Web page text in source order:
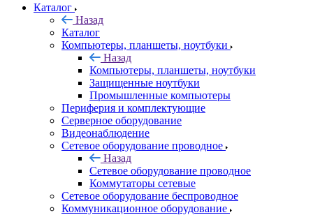
Каталог
Назад
Каталог
Компьютеры, планшеты, ноутбуки
Назад
Компьютеры, планшеты, ноутбуки
Защищенные ноутбуки
Промышленные компьютеры
Периферия и комплектующие
Серверное оборудование
Видеонаблюдение
Сетевое оборудование проводное
Назад
Сетевое оборудование проводное
Коммутаторы сетевые
Сетевое оборудование беспроводное
Коммуникационное оборудование